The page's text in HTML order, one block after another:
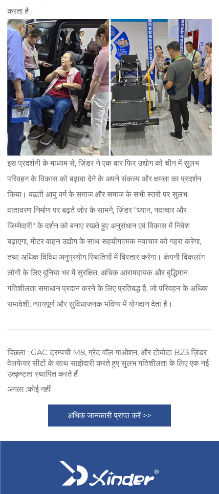
करता है।
इस प्रदर्शनी के माध्यम से, ज़िंडर ने एक बार फिर उद्योग को चीन में सुलभ
परिवहन के विकास को बढ़ावा देने के अपने संकल्प और क्षमता का प्रदर्शन
किया। बढ़ती आयु वर्ग के समाज और समाज के सभी स्तरों पर सुलभ
वातावरण निर्माण पर बढ़ते जोर के सामने, ज़िंडर "ध्यान, नवाचार और
जिम्मेदारी" के दर्शन को बनाए रखते हुए अनुसंधान एवं विकास में निवेश
बढ़ाएगा, मोटर वाहन उद्योग के साथ सहयोगात्मक नवाचार को गहरा करेगा,
तथा अधिक विविध अनुप्रयोग स्थितियों में विस्तार करेगा। कंपनी विकलांग
लोगों के लिए दुनिया भर में सुरक्षित, अधिक आरामदायक और बुद्धिमान
गतिशीलता समाधान प्रदान करने के लिए प्रतिबद्ध है, जो परिवहन के अधिक
समावेशी, न्यायपूर्ण और सुविधाजनक भविष्य में योगदान देता है।
पिछला : GAC ट्रम्पची M8, ग्रेट वॉल गाओशन, और टोयोटा BZ3 ज़िंडर
वेलफेयर सीटों के साथ साझेदारी करते हुए सुलभ गतिशीलता के लिए एक नई
उत्कृष्टता स्थापित करते हैं
अगला :कोई नहीं
अधिक जानकारी प्राप्त करें >>